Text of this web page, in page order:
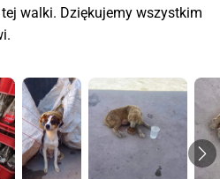
tej walki. Dziękujemy wszystkim